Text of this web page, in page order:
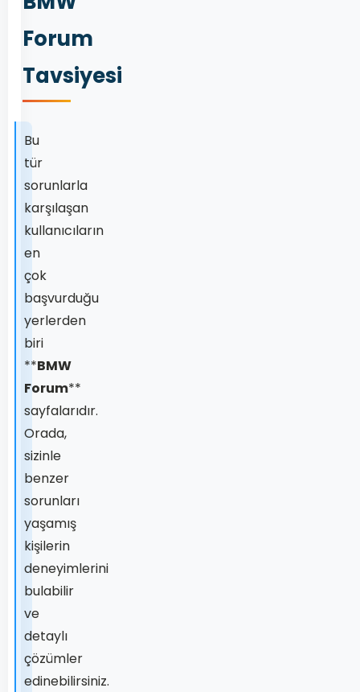
Forum
Tavsiyesi
Bu
tür
sorunlarla
karşılaşan
kullanıcıların
en
çok
başvurduğu
yerlerden
biri
**BMW
Forum**
sayfalarıdır.
Orada,
sizinle
benzer
sorunları
yaşamış
kişilerin
deneyimlerini
bulabilir
ve
detaylı
çözümler
edinebilirsiniz.